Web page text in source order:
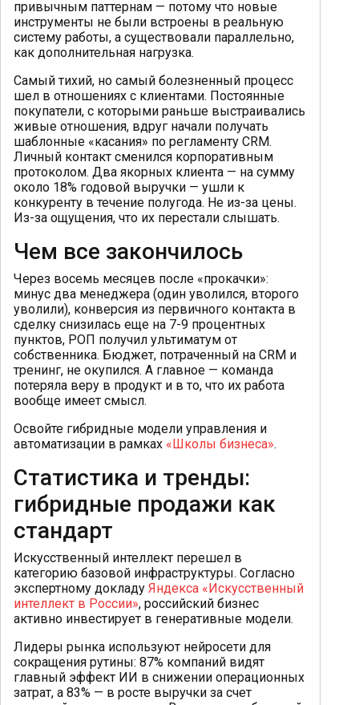
привычным паттернам — потому что новые
инструменты не были встроены в реальную
систему работы, а существовали параллельно,
как дополнительная нагрузка.
Самый тихий, но самый болезненный процесс
шел в отношениях с клиентами. Постоянные
покупатели, с которыми раньше выстраивались
живые отношения, вдруг начали получать
шаблонные «касания» по регламенту CRM.
Личный контакт сменился корпоративным
протоколом. Два якорных клиента — на сумму
около 18% годовой выручки — ушли к
конкуренту в течение полугода. Не из-за цены.
Из-за ощущения, что их перестали слышать.
Чем все закончилось
Через восемь месяцев после «прокачки»:
минус два менеджера (один уволился, второго
уволили), конверсия из первичного контакта в
сделку снизилась еще на 7-9 процентных
пунктов, РОП получил ультиматум от
собственника. Бюджет, потраченный на CRM и
тренинг, не окупился. А главное — команда
потеряла веру в продукт и в то, что их работа
вообще имеет смысл.
Освойте гибридные модели управления и
автоматизации в рамках «Школы бизнеса».
Статистика и тренды:
гибридные продажи как
стандарт
Искусственный интеллект перешел в
категорию базовой инфраструктуры. Согласно
экспертному докладу Яндекса «Искусственный
интеллект в России», российский бизнес
активно инвестирует в генеративные модели.
Лидеры рынка используют нейросети для
сокращения рутины: 87% компаний видят
главный эффект ИИ в снижении операционных
затрат, а 83% — в росте выручки за счет